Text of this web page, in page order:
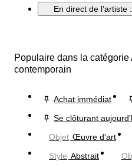
En direct de l’artiste
Populaire dans la catégorie
contemporain
Achat immédiat
Se clôturant
Objet Œuvre d'art
Style Abstrait